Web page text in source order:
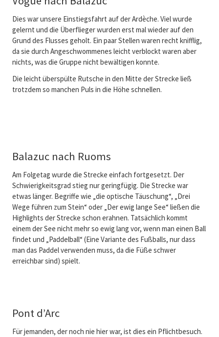
Dies war unsere Einstiegsfahrt auf der Ardèche. Viel wurde
gelernt und die Überflieger wurden erst mal wieder auf den
Grund des Flusses geholt. Ein paar Stellen waren recht knifflig,
da sie durch Angeschwommenes leicht verblockt waren aber
nichts, was die Gruppe nicht bewältigen konnte.
Die leicht überspülte Rutsche in den Mitte der Strecke ließ
trotzdem so manchen Puls in die Höhe schnellen.
Balazuc nach Ruoms
Am Folgetag wurde die Strecke einfach fortgesetzt. Der
Schwierigkeitsgrad stieg nur geringfügig. Die Strecke war
etwas länger. Begriffe wie „die optische Täuschung“, „Drei
Wege führen zum Stein“ oder „Der ewig lange See“ ließen die
Highlights der Strecke schon erahnen. Tatsächlich kommt
einem der See nicht mehr so ewig lang vor, wenn man einen Ball
findet und „Paddelball“ (Eine Variante des Fußballs, nur dass
man das Paddel verwenden muss, da die Füße schwer
erreichbar sind) spielt.
Pont d’Arc
Für jemanden, der noch nie hier war, ist dies ein Pflichtbesuch.